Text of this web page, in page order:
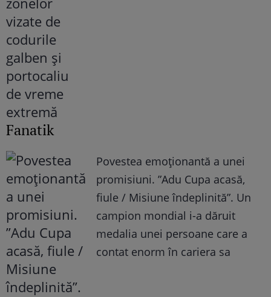
Fanatik
Povestea emoționantă a unei
promisiuni. ”Adu Cupa acasă,
fiule / Misiune îndeplinită”. Un
campion mondial i-a dăruit
medalia unei persoane care a
contat enorm în cariera sa